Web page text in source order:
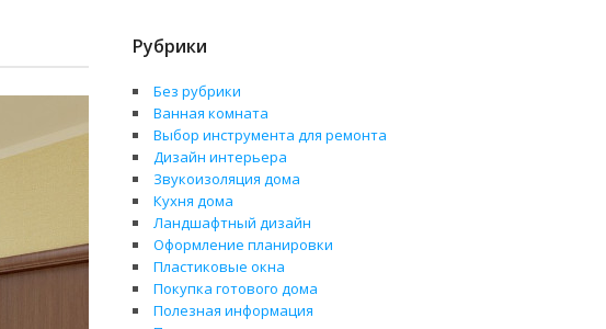
Рубрики
Без рубрики
Ванная комната
Выбор инструмента для ремонта
Дизайн интерьера
Звукоизоляция дома
Кухня дома
Ландшафтный дизайн
Оформление планировки
Пластиковые окна
Покупка готового дома
Полезная информация